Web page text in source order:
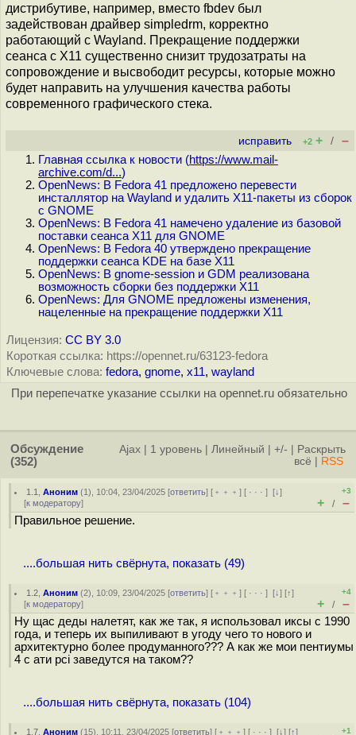
дистрибутиве, например, вместо fbdev был
задействован драйвер simpledrm, корректно
работающий с Wayland. Прекращение поддержки
сеанса с X11 существенно снизит трудозатраты на
сопровождение и высвободит ресурсы, которые можно
будет направить на улучшения качества работы
современного графического стека.
исправить +2 + / –
Главная ссылка к новости (https://www.mail-
archive.com/d...)
OpenNews: В Fedora 41 предложено перевести
инсталлятор на Wayland и удалить X11-пакеты из сборок
с GNOME
OpenNews: В Fedora 41 намечено удаление из базовой
поставки сеанса X11 для GNOME
OpenNews: В Fedora 40 утверждено прекращение
поддержки сеанса KDE на базе X11
OpenNews: В gnome-session и GDM реализована
возможность сборки без поддержки X11
OpenNews: Для GNOME предложены изменения,
нацеленные на прекращение поддержки X11
Лицензия: CC BY 3.0
Короткая ссылка: https://opennet.ru/63123-fedora
Ключевые слова: fedora, gnome, x11, wayland
При перепечатке указание ссылки на opennet.ru обязательно
Обсуждение
(352)
Ajax 1 уровень Линейный +/-
Раскрыть
всё
RSS
1.1 ,Аноним (1), 10:04, 23/04/2025 [ответить] [ ﹢﹢﹢] [ · · ·][↓]
[к модератору]
+3
+ / –
Правильное решение.
....большая нить свёрнута, показать (49)
1.2 ,Аноним (2), 10:09, 23/04/2025 [ответить] [ ﹢﹢﹢] [ · · ·][↓] [↑]
[к модератору]
+4
+ / –
Ну щас деды налетят, как же так, я использовал иксы с 1990
года, и теперь их выпиливают в угоду чего то нового и
архитектурно более продуманного??? А как же мои пентиумы
4 с ати pci заведутся на таком??
....большая нить свёрнута, показать (104)
1.7 ,Аноним (15), 10:11, 23/04/2025 [ответить] [ ﹢﹢﹢] [ · · ·][↓] [↑]
+1